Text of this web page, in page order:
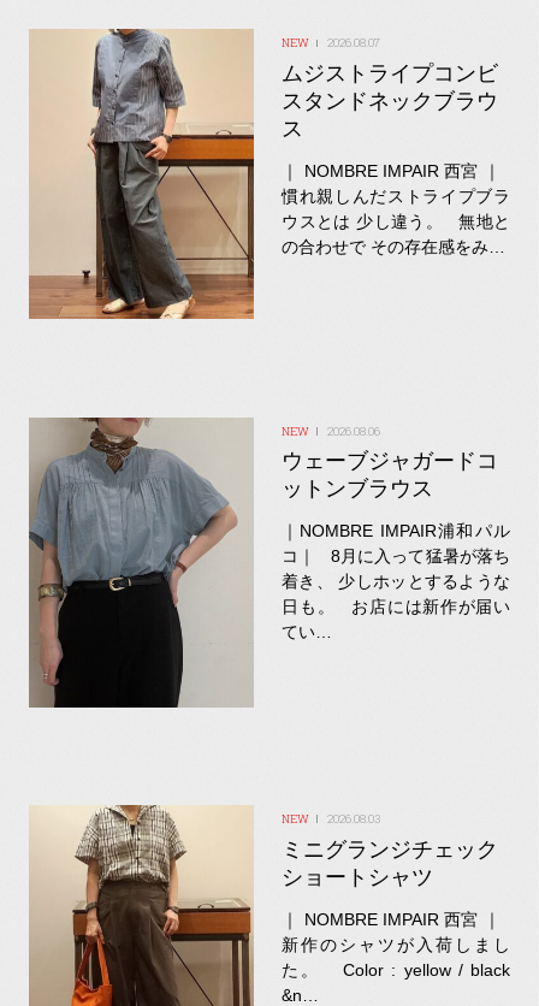
2026.08.07
ムジストライプコンビ
スタンドネックブラウ
ス
｜ NOMBRE IMPAIR 西宮 ｜
慣れ親しんだストライプブラ
ウスとは 少し違う。 無地と
の合わせで その存在感をみ…
2026.08.06
ウェーブジャガードコ
ットンブラウス
｜NOMBRE IMPAIR浦和パル
コ｜ 8月に入って猛暑が落ち
着き、 少しホッとするような
日も。 お店には新作が届い
てい…
2026.08.03
ミニグランジチェック
ショートシャツ
｜ NOMBRE IMPAIR 西宮 ｜
新作のシャツが入荷しまし
た。 Color : yellow / black
&n…